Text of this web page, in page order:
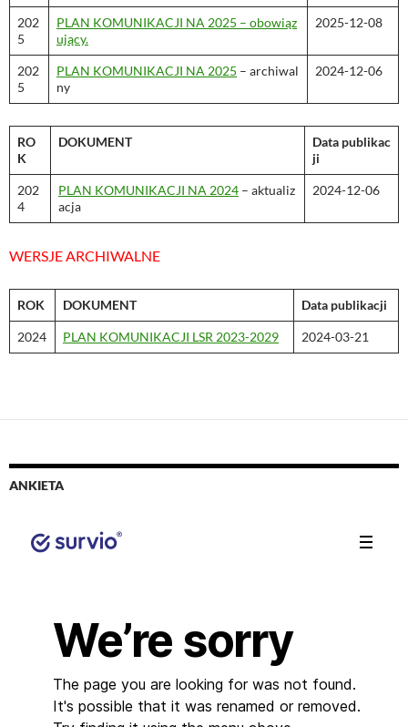
202
5
PLAN KOMUNIKACJI NA 2025 – obowiąz
ujący.
2025-12-08
202
5
PLAN KOMUNIKACJI NA 2025 – archiwal
ny
2024-12-06
RO
K
DOKUMENT
Data publikac
ji
202
4
PLAN KOMUNIKACJI NA 2024 – aktualiz
acja
2024-12-06
WERSJE ARCHIWALNE
ROK DOKUMENT Data publikacji
2024 PLAN KOMUNIKACJI LSR 2023-2029 2024-03-21
ANKIETA